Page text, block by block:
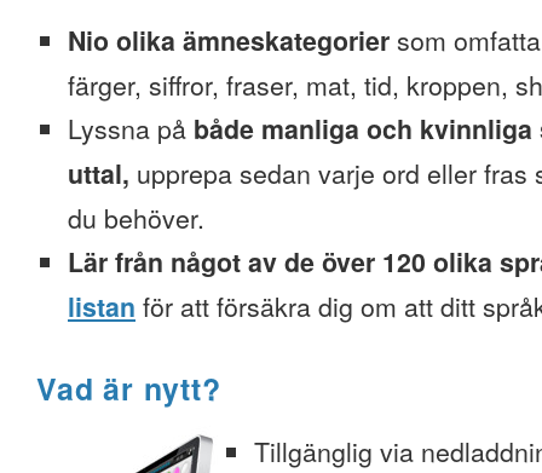
Nio olika ämneskategorier som
färger, siffror, fraser, mat, tid, kroppen,
Lyssna på både manliga och
uttal, upprepa sedan varje ord eller fras
du behöver.
Lär från något av de över 120 olika
listan för att försäkra dig om att ditt
Vad är nytt?
Tillgänglig via